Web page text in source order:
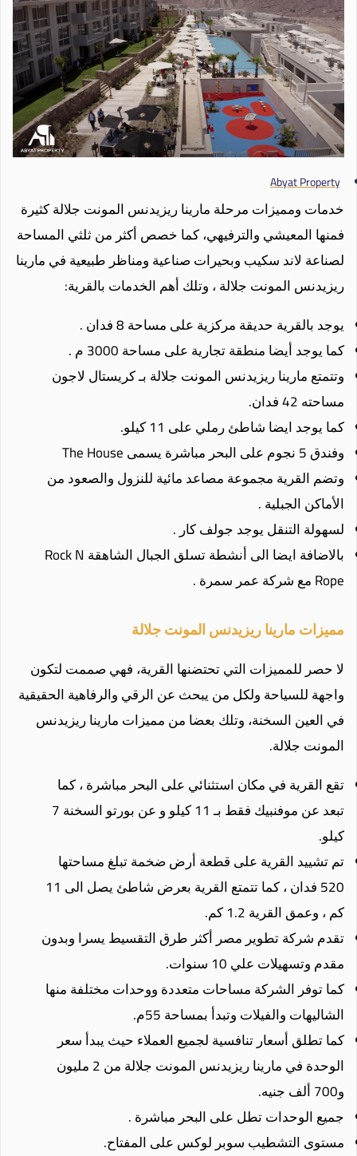
Abyat Property
خدمات ومميزات مرحلة مارينا ريزيدنس المونت جلالة كثيرة
فمنها المعيشي والترفيهي، كما خصص أكثر من ثلثي المساحة
لصناعة لاند سكيب وبحيرات صناعية ومناظر طبيعية في مارينا
ريزيدنس المونت جلالة ، وتلك أهم الخدمات بالقرية:
يوجد بالقرية حديقة مركزية على مساحة 8 فدان .
كما يوجد أيضا منطقة تجارية على مساحة 3000 م .
وتتمتع مارينا ريزيدنس المونت جلالة بـ كريستال لاجون
مساحته 42 فدان.
كما يوجد ايضا شاطئ رملي على 11 كيلو.
وفندق 5 نجوم على البحر مباشرة يسمى The House
وتضم القرية مجموعة مصاعد مائية للنزول والصعود من
الأماكن الجبلية .
لسهولة التنقل يوجد جولف كار .
بالاضافة ايضا الى أنشطة تسلق الجبال
الشاهقة Rock N
Rope مع شركة عمر سمرة .
مميزات مارينا ريزيدنس المونت جلالة
لا حصر للمميزات التي تحتضنها القرية، فهي صممت لتكون
واجهة للسياحة ولكل من يبحث عن الرقي والرفاهية الحقيقية
في العين السخنة، وتلك بعضا من مميزات مارينا ريزيدنس
المونت جلالة.
تقع القرية في مكان استثنائي على البحر مباشرة ، كما
تبعد عن موفنبيك فقط بـ 11 كيلو و عن بورتو السخنة 7
كيلو.
تم تشييد القرية على قطعة أرض ضخمة تبلغ مساحتها
520 فدان ، كما تتمتع القرية بعرض شاطئ يصل الى 11
كم ، وعمق القرية 1.2 كم.
تقدم شركة تطوير مصر أكثر طرق التقسيط يسرا وبدون
مقدم وتسهيلات علي 10 سنوات.
كما توفر الشركة مساحات متعددة ووحدات مختلفة منها
الشاليهات والفيلات وتبدأ بمساحة 55م.
كما تطلق أسعار تنافسية لجميع العملاء حيث يبدأ سعر
الوحدة في مارينا ريزيدنس المونت جلالة من 2 مليون
و700 ألف جنيه.
جميع الوحدات تطل على البحر مباشرة .
مستوى التشطيب سوبر لوكس على المفتاح.